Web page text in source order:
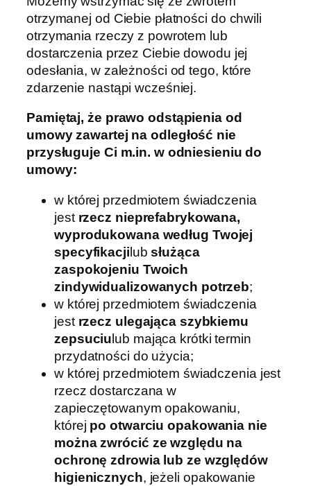
otrzymanej od Ciebie płatności do chwili
otrzymania rzeczy z powrotem lub
dostarczenia przez Ciebie dowodu jej
odesłania, w zależności od tego, które
zdarzenie nastąpi wcześniej.
Pamiętaj, że prawo odstąpienia od
umowy zawartej na odległość nie
przysługuje Ci m.in. w odniesieniu do
umowy:
w której przedmiotem świadczenia
jest rzecz nieprefabrykowana,
wyprodukowana według Twojej
specyfikacji lubsłużąca
zaspokojeniu Twoich
zindywidualizowanych potrzeb;
w której przedmiotem świadczenia
jest rzecz ulegająca szybkiemu
zepsuciu lub mająca krótki termin
przydatności do użycia;
w której przedmiotem świadczenia jest
rzecz dostarczana w
zapieczętowanym opakowaniu,
której po otwarciu opakowania nie
można zwrócić ze względu na
ochronę zdrowia lub ze względów
higienicznych, jeżeli opakowanie